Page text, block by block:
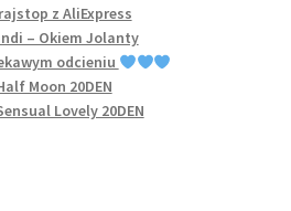
z AliExpress
– Okiem Jolanty
odcieniu
Moon 20DEN
Lovely 20DEN